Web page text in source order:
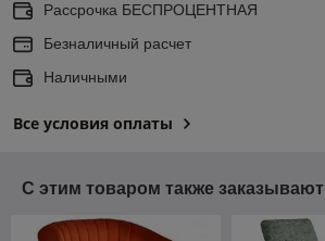
Рассрочка БЕСПРОЦЕНТНАЯ
Безналичный расчет
Наличными
Все условия оплаты
С этим товаром также заказывают